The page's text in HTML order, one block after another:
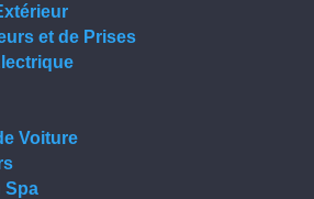
et de Prises
Voiture
Spa